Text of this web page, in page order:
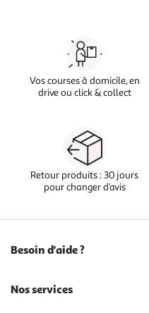
Vos courses à domicile, en
drive ou click & collect
Retour produits : 30 jours
pour changer d’avis
Besoin d'aide ?
Nos services